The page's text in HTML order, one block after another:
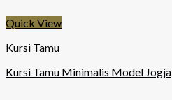
Quick View
Kursi Tamu
Kursi Tamu Minimalis Model Jogja